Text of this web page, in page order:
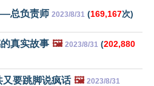
总负责师 2023/8/31 (169,167次)
真实故事 🖼️ 2023/8/31 (202,880
又要跳脚说疯话 🖼️ 2023/8/31